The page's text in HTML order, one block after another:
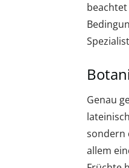
Genau
sondern
allem